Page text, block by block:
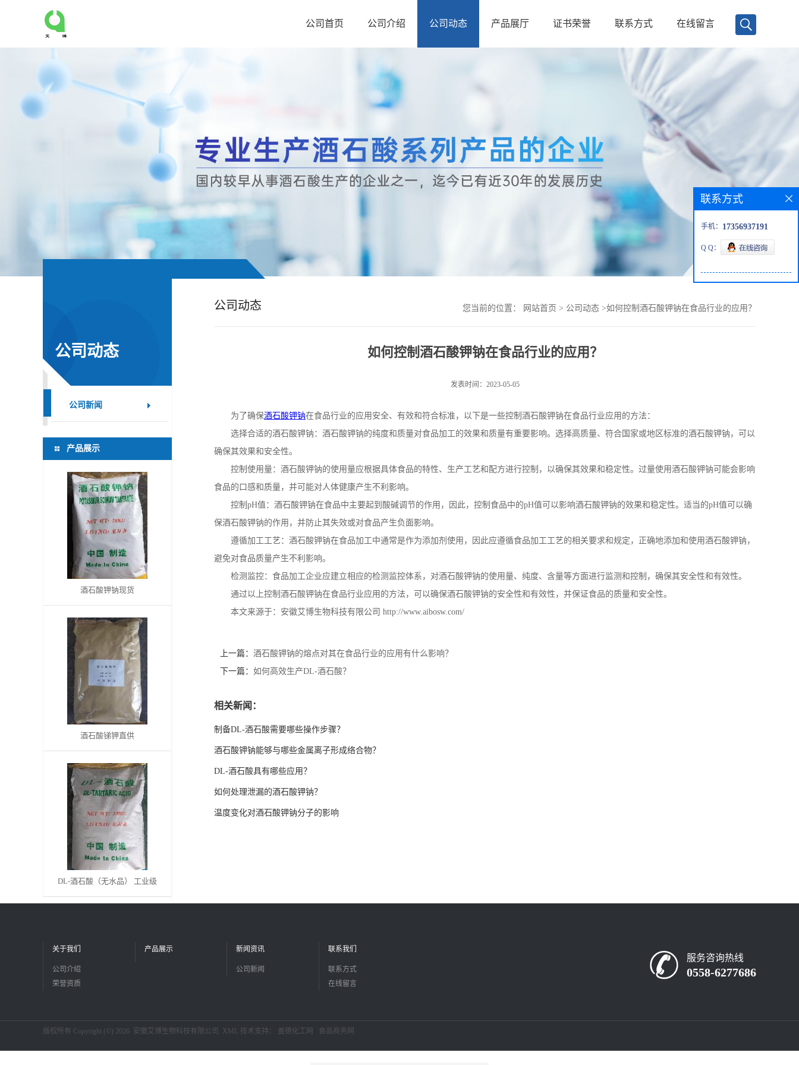
公司首页 公司介绍 公司动态 产品展厅 证书荣誉 联系方式 在线留言
公司动态
公司新闻
产品展示
酒石酸钾钠现货
酒石酸锑钾直供
DL-酒石酸（无水品） 工业级
公司动态 您当前的位置： 网站首页 > 公司动态 >如何控制酒石酸钾钠在食品行业的应用？
如何控制酒石酸钾钠在食品行业的应用？
发表时间：2023-05-05
为了确保酒石酸钾钠在食品行业的应用安全、有效和符合标准，以下是一些控制酒石酸钾钠在食品行业应用的方法：
选择合适的酒石酸钾钠：酒石酸钾钠的纯度和质量对食品加工的效果和质量有重要影响。选择高质量、符合国家或地区标准的酒石酸钾钠，可以
确保其效果和安全性。
控制使用量：酒石酸钾钠的使用量应根据具体食品的特性、生产工艺和配方进行控制，以确保其效果和稳定性。过量使用酒石酸钾钠可能会影响
食品的口感和质量，并可能对人体健康产生不利影响。
控制 pH值：酒石酸钾钠在食品中主要起到酸碱调节的作用，因此，控制食品中的pH值可以影响酒石酸钾钠的效果和稳定性。适当的pH值可以确
保酒石酸钾钠的作用，并防止其失效或对食品产生负面影响。
遵循加工工艺：酒石酸钾钠在食品加工中通常是作为添加剂使用，因此应遵循食品加工工艺的相关要求和规定，正确地添加和使用酒石酸钾钠，
避免对食品质量产生不利影响。
检测监控：食品加工企业应建立相应的检测监控体系，对酒石酸钾钠的使用量、纯度、含量等方面进行监测和控制，确保其安全性和有效性。
通过以上控制酒石酸钾钠在食品行业应用的方法，可以确保酒石酸钾钠的安全性和有效性，并保证食品的质量和安全性。
本文来源于：安徽艾博生物科技有限公司 http://www.aibosw.com/
上一篇： 酒石酸钾钠的熔点对其在食品行业的应用有什么影响？
下一篇： 如何高效生产DL-酒石酸？
相关新闻：
制备DL-酒石酸需要哪些操作步骤？
酒石酸钾钠能够与哪些金属离子形成络合物？
DL-酒石酸具有哪些应用？
如何处理泄漏的酒石酸钾钠？
温度变化对酒石酸钾钠分子的影响
联系方式
手机： 17356937191
Q Q：
关于我们
公司介绍
荣誉资质
产品展示 新闻资讯
公司新闻
联系我们
联系方式
在线留言
服务咨询热线
0558-6277686
版权所有 Copyright (©) 2026 安徽艾博生物科技有限公司 XML 技术支持： 盖德化工网 食品商务网